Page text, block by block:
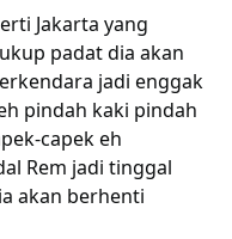
Jakarta yang
padat dia akan
jadi enggak
pindah kaki pindah
capek eh
Rem jadi tinggal
akan berhenti